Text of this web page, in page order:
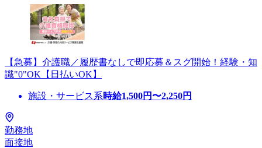
【急募】介護職／履歴書なしで即応募＆スグ開始！経験・知
識"0"OK【日払いOK】
施設・サービス系時給1,500円〜2,250円
勤務地
面接地